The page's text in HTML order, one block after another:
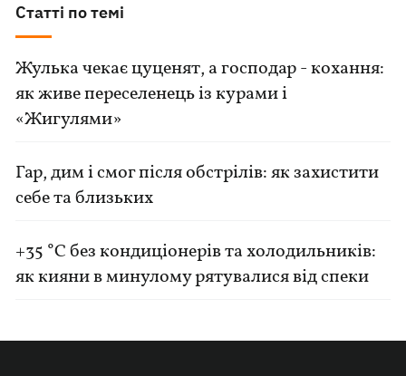
Статті по темі
Жулька чекає цуценят, а господар - кохання:
як живе переселенець із курами і
«Жигулями»
Гар, дим і смог після обстрілів: як захистити
себе та близьких
+35 °C без кондиціонерів та холодильників:
як кияни в минулому рятувалися від спеки